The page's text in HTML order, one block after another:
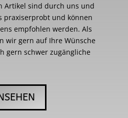
Artikel sind durch uns und
praxiserprobt und können
empfohlen werden. Als
wir gern auf Ihre Wünsche
gern schwer zugängliche